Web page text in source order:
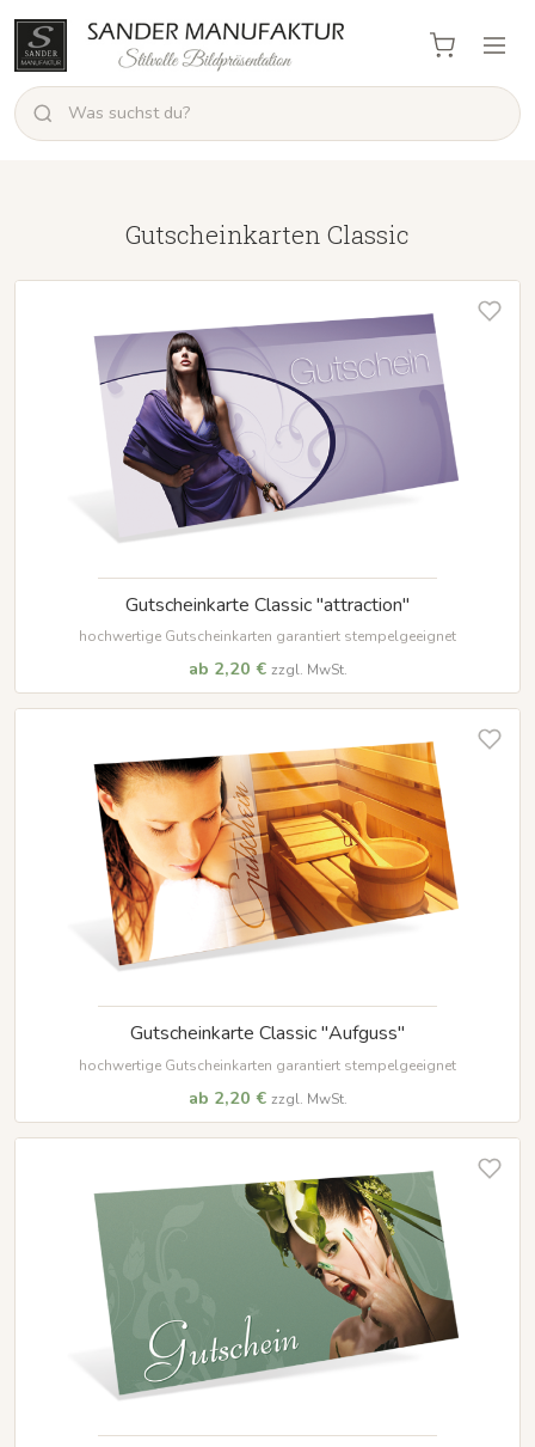
Gutscheinkarten Classic
Gutscheinkarte Classic "attraction"
hochwertige Gutscheinkarten garantiert stempelgeeignet
ab 2,20 € zzgl. MwSt.
Gutscheinkarte Classic "Aufguss"
hochwertige Gutscheinkarten garantiert stempelgeeignet
ab 2,20 € zzgl. MwSt.